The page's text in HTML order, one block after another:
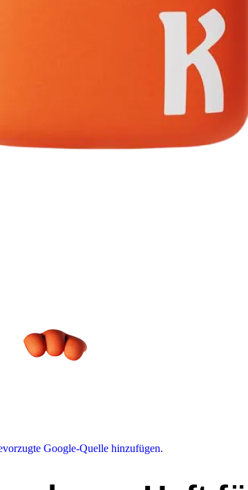
Google-Quelle hinzufügen.